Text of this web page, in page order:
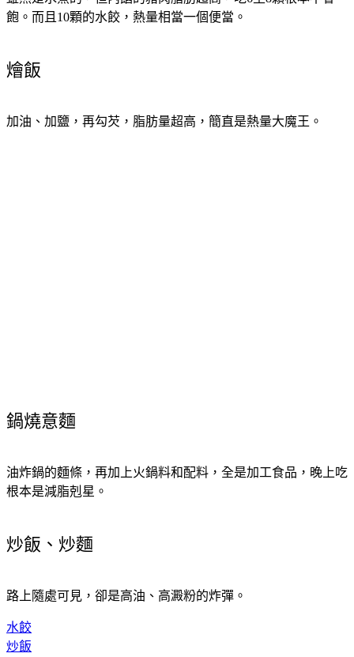
飽。而且10顆的水餃，熱量相當一個便當。
燴飯
加油、加鹽，再勾芡，脂肪量超高，簡直是熱量大魔王。
鍋燒意麵
油炸鍋的麵條，再加上火鍋料和配料，全是加工食品，晚上吃
根本是減脂剋星。
炒飯、炒麵
路上隨處可見，卻是高油、高澱粉的炸彈。
水餃
炒飯